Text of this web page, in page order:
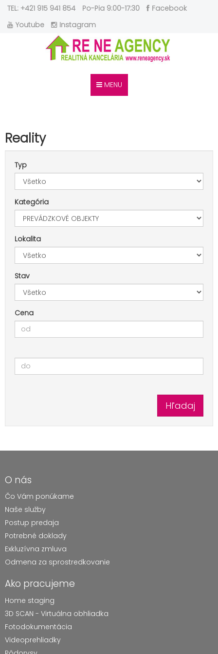
TEL: +421 915 941 854 Po-Pia 9:00-17:30
Facebook
Youtube
Instagram
MENU
Reality
Typ
Kategória
Lokalita
Stav
Cena
O nás
Čo Vám ponúkame
Naše služby
Postup predaja
Potrebné doklady
Exkluzívna zmluva
Odmena za sprostredkovanie
Ako pracujeme
Home staging
3D SCAN - Virtuálna obhliadka
Fotodokumentácia
Videoprehliadky